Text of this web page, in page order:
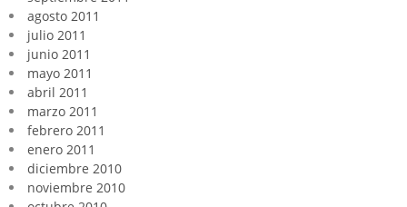
agosto 2011
julio 2011
junio 2011
mayo 2011
abril 2011
marzo 2011
febrero 2011
enero 2011
diciembre 2010
noviembre 2010